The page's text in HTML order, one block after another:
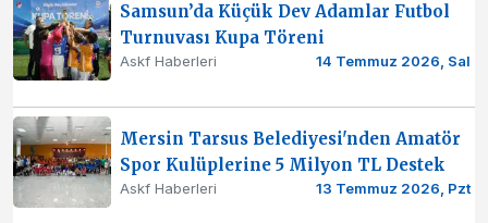
Samsun’da Küçük Dev Adamlar Futbol
Turnuvası Kupa Töreni
Askf Haberleri 14 Temmuz 2026, Sal
Mersin Tarsus Belediyesi'nden Amatör
Spor Kulüplerine 5 Milyon TL Destek
Askf Haberleri 13 Temmuz 2026, Pzt